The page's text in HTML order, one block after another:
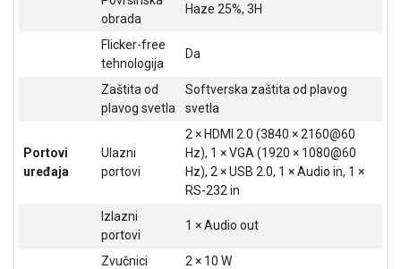
obrada
Haze 25%, 3H
Flicker-free
tehnologija
Da
Zaštita od
plavog svetla
Softverska zaštita od plavog
svetla
Portovi
uređaja
Ulazni
portovi
2 × HDMI 2.0 (3840 × 2160@60
Hz), 1 × VGA (1920 × 1080@60
Hz), 2 × USB 2.0, 1 × Audio in, 1 ×
RS-232 in
Izlazni
portovi
1 × Audio out
Zvučnici
2 × 10 W